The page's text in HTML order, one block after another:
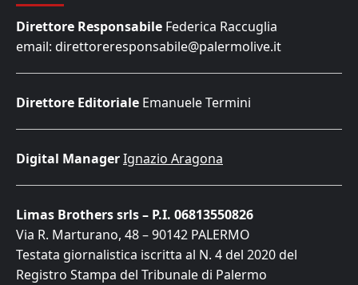
Direttore Responsabile Federica Raccuglia
email: direttoreresponsabile@palermolive.it
Direttore Editoriale Emanuele Termini
Digital ManagerIgnazio Aragona
Limas Brothers srls – P.I. 06813550826
Via R. Marturano, 48 – 90142 PALERMO
Testata giornalistica iscritta al N. 4 del 2020 del
Registro Stampa del Tribunale di Palermo